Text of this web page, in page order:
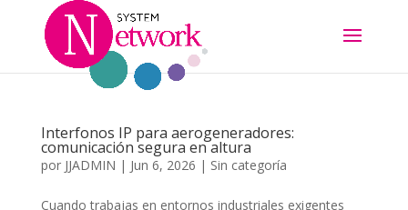
Interfonos IP para aerogeneradores:
comunicación segura en altura
por JJADMIN | Jun 6, 2026 | Sin categoría
Cuando trabajas en entornos industriales exigentes